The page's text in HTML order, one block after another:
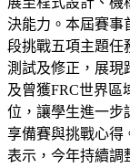
決能力。本屆賽
段挑戰五項主題任
測試及修正，展現
及曾獲FRC世界區
位，讓學生進一步
享備賽與挑戰心得
表示，今年持續調